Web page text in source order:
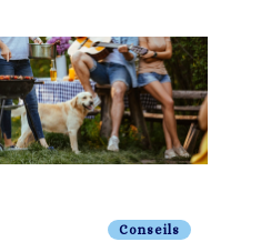
Conseils